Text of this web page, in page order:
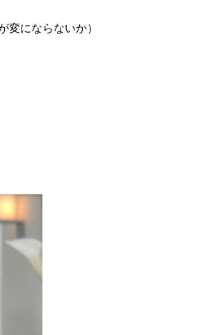
変にならないか）